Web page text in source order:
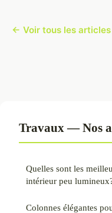
← Voir tous les articles
Travaux — Nos
Quelles sont les
intérieur peu
Colonnes élégantes